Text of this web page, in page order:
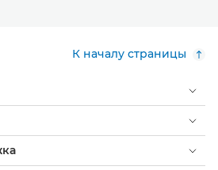
К началу страницы